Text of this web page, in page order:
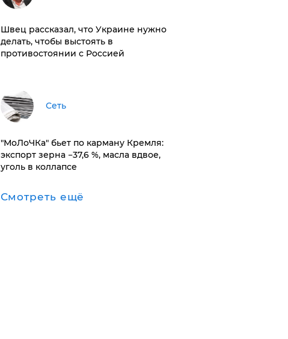
Швец рассказал, что Украине нужно
делать, чтобы выстоять в
противостоянии с Россией
Сеть
​"МоЛоЧКа" бьет по карману Кремля:
экспорт зерна −37,6 %, масла вдвое,
уголь в коллапсе
Смотреть ещё